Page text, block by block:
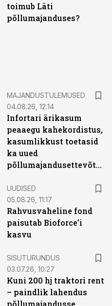
toimub Läti
põllumajanduses?
MAJANDUSTULEMUSED
04.08.26, 12:14
Infortari ärikasum
peaaegu kahekordistus,
kasumlikkust toetasid
ka uued
põllumajandusettevõtted
UUDISED
05.08.26, 11:17
Rahvusvaheline fond
paisutab Bioforce’i
kasvu
SISUTURUNDUS
03.07.26, 10:27
Kuni 200 hj traktori rent
– paindlik lahendus
põllumajandusse,